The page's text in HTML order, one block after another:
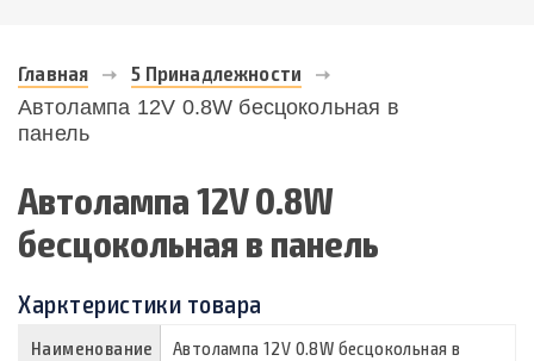
Главная 5 Принадлежности
Автолампа 12V 0.8W бесцокольная в
панель
Автолампа 12V 0.8W
бесцокольная в панель
Харктеристики товара
Наименование
Автолампа 12V 0.8W бесцокольная в